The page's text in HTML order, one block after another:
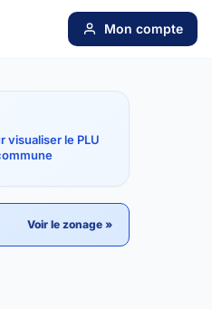
Mon compte
visualiser le PLU
Voir le zonage »